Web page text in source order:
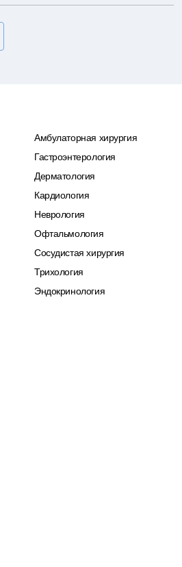
Амбулаторная хирургия
Гастроэнтерология
Дерматология
Кардиология
Неврология
Офтальмология
Сосудистая хирургия
Трихология
Эндокринология